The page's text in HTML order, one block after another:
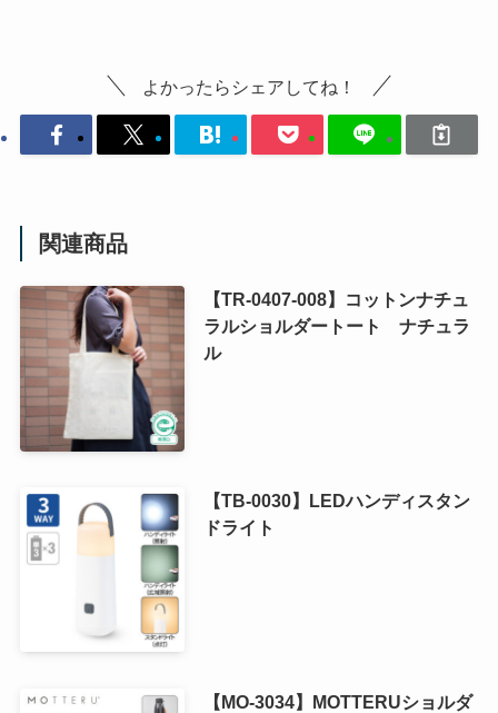
よかったらシェアしてね！
関連商品
【TR-0407-008】コットンナチュ
ラルショルダートート ナチュラ
ル
【TB-0030】LEDハンディスタン
ドライト
【MO-3034】MOTTERUショルダ